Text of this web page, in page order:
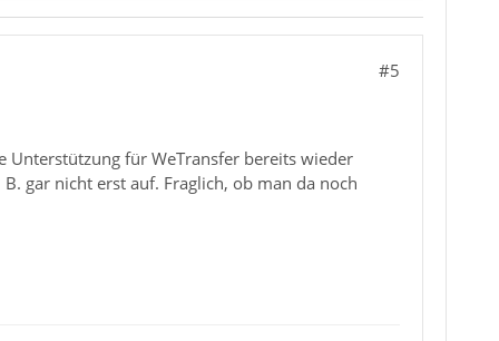
#5
für WeTransfer bereits wieder
gar nicht erst auf. Fraglich, ob man da noch